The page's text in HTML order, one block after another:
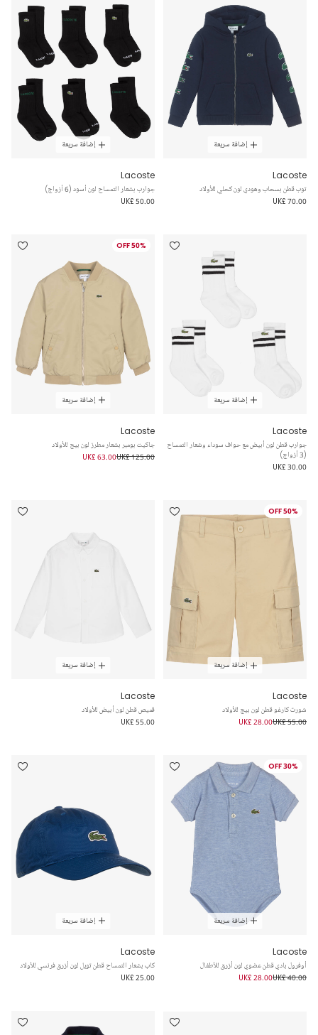
إضافة سريعة
Lacoste
توب قطن بسحاب وهودي لون كحلي للأولاد
UK£ 70.00
إضافة سريعة
Lacoste
جوارب بشعار التمساح لون أسود (6 أزواج)
UK£ 50.00
إضافة سريعة
Lacoste
جوارب قطن لون أبيض مع حواف سوداء وشعار التمساح
(3 أزواج)
UK£ 30.00
50% OFF
إضافة سريعة
Lacoste
جاكيت بومبر بشعار مطرز لون بيج للأولاد
UK£ 125.00
UK£ 63.00
50% OFF
إضافة سريعة
Lacoste
شورت كارغو قطن لون بيج للأولاد
UK£ 55.00
UK£ 28.00
إضافة سريعة
Lacoste
قميص قطن لون أبيض للأولاد
UK£ 55.00
30% OFF
إضافة سريعة
Lacoste
أوفرول بادي قطن عضوي لون أزرق للأطفال
UK£ 40.00
UK£ 28.00
إضافة سريعة
Lacoste
كاب بشعار التمساح قطن تويل لون أزرق فرنسي للأولاد
UK£ 25.00